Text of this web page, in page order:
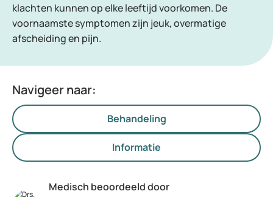
klachten kunnen op elke leeftijd voorkomen. De
voornaamste symptomen zijn jeuk, overmatige
afscheiding en pijn.
Navigeer naar:
Behandeling
Informatie
Medisch beoordeeld door